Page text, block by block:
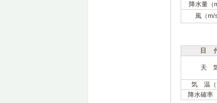
降水量（
風（m/
日
天
気 温
降水確率